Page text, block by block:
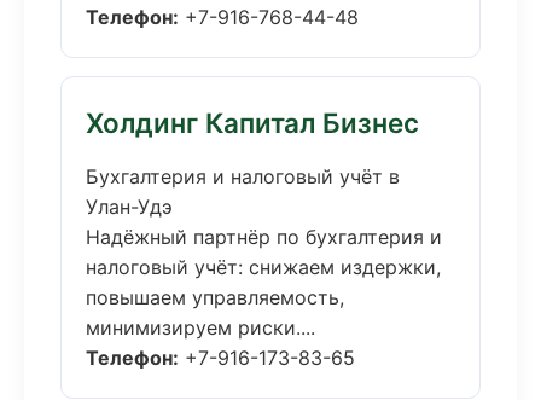
Телефон: +7-916-768-44-48
Холдинг Капитал Бизнес
Бухгалтерия и налоговый учёт в
Улан-Удэ
Надёжный партнёр по бухгалтерия и
налоговый учёт: снижаем издержки,
повышаем управляемость,
минимизируем риски....
Телефон: +7-916-173-83-65